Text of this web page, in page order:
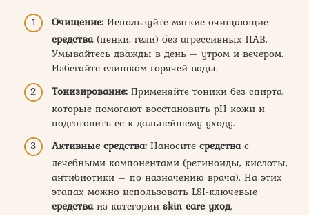
Очищение: Используйте мягкие очищающие
средства(пенки, гели) без агрессивных ПАВ.
Умывайтесь дважды в день – утром и вечером.
Избегайте слишком горячей воды.
Тонизирование: Применяйте тоники без спирта,
которые помогают восстановить pH кожи и
подготовить ее к дальнейшему уходу.
Активные средства: Наносите средствас
лечебными компонентами (ретиноиды, кислоты,
антибиотики – по назначению врача). На этих
этапах можно использовать LSI-ключевые
средстваиз категории skin care уход.